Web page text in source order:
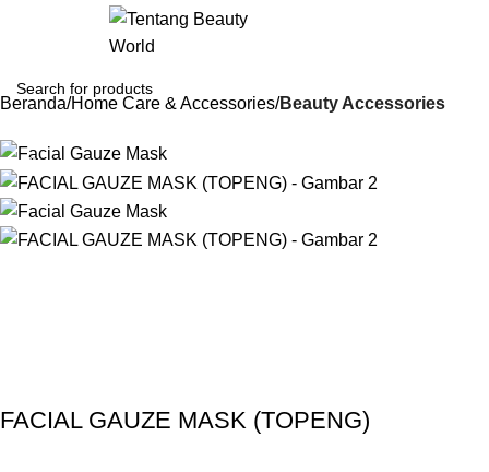
Beranda Home Care & Accessories Beauty Accessories
-13%
FACIAL GAUZE MASK (TOPENG)